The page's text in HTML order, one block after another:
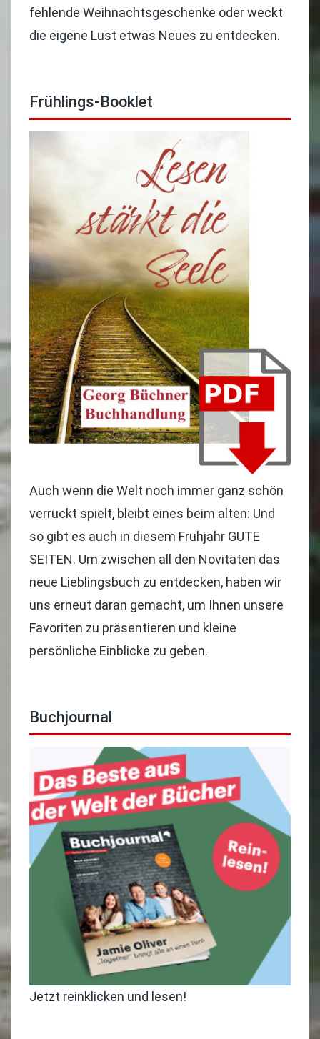
fehlende Weihnachtsgeschenke oder weckt
die eigene Lust etwas Neues zu entdecken.
Frühlings-Booklet
Auch wenn die Welt noch immer ganz schön
verrückt spielt, bleibt eines beim alten: Und
so gibt es auch in diesem Frühjahr GUTE
SEITEN. Um zwischen all den Novitäten das
neue Lieblingsbuch zu entdecken, haben wir
uns erneut daran gemacht, um Ihnen unsere
Favoriten zu präsentieren und kleine
persönliche Einblicke zu geben.
Buchjournal
Jetzt reinklicken und lesen!